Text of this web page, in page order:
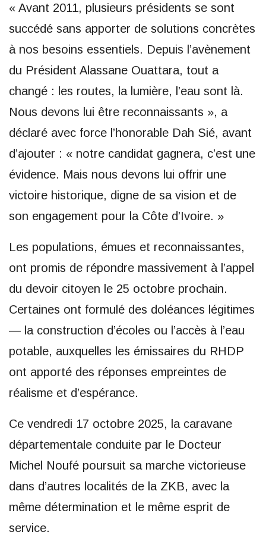
« Avant 2011, plusieurs présidents se sont
succédé sans apporter de solutions concrètes
à nos besoins essentiels. Depuis l’avènement
du Président Alassane Ouattara, tout a
changé : les routes, la lumière, l’eau sont là.
Nous devons lui être reconnaissants », a
déclaré avec force l’honorable Dah Sié, avant
d’ajouter : « notre candidat gagnera, c’est une
évidence. Mais nous devons lui offrir une
victoire historique, digne de sa vision et de
son engagement pour la Côte d’Ivoire. »
Les populations, émues et reconnaissantes,
ont promis de répondre massivement à l’appel
du devoir citoyen le 25 octobre prochain.
Certaines ont formulé des doléances légitimes
— la construction d’écoles ou l’accès à l’eau
potable, auxquelles les émissaires du RHDP
ont apporté des réponses empreintes de
réalisme et d’espérance.
Ce vendredi 17 octobre 2025, la caravane
départementale conduite par le Docteur
Michel Noufé poursuit sa marche victorieuse
dans d’autres localités de la ZKB, avec la
même détermination et le même esprit de
service.